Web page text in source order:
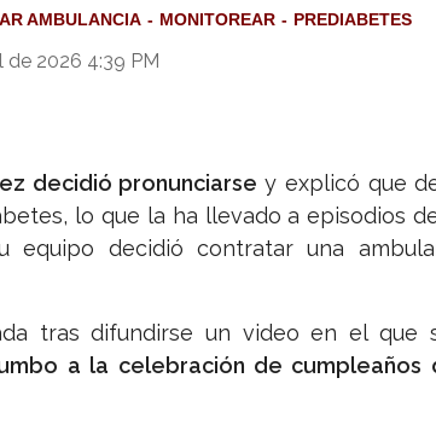
AMBULANCIA MONITOREAR PREDIABETES
de 2026 4:39 PM
decidió pronunciarsey explicó que
lo que la ha llevado a episodios
equipo decidió contratar una
tras difundirse un video en el que
a la celebración de cumpleaños